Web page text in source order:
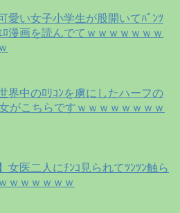
愛い女子小学生が股開いてﾊﾟﾝﾂ
ﾛ漫画を読んでてｗｗｗｗｗｗｗ
界中のﾛﾘｺﾝを虜にしたハーフの
がこちらですｗｗｗｗｗｗｗｗ
女医二人にﾁﾝｺ見られてﾂﾝﾂﾝ触ら
ｗｗｗｗｗｗ